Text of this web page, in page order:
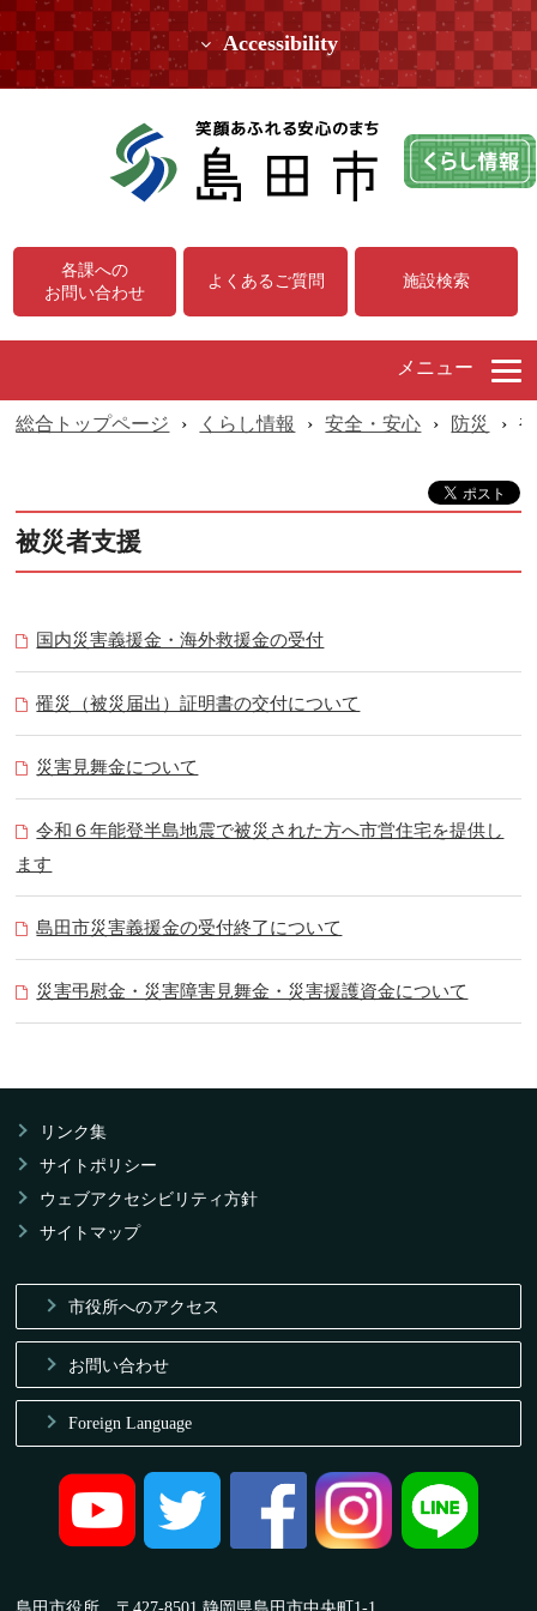
Accessibility
各課への
お問い合わせ
よくあるご質問 施設検索
メニュー
総合トップページ › くらし情報 › 安全・安心 › 防災 ›
被災者支援
国内災害義援金・海外救援金の受付
罹災（被災届出）証明書の交付について
災害見舞金について
令和６年能登半島地震で被災された方へ市営住宅を提供し
ます
島田市災害義援金の受付終了について
災害弔慰金・災害障害見舞金・災害援護資金について
リンク集
サイトポリシー
ウェブアクセシビリティ方針
サイトマップ
市役所へのアクセス
お問い合わせ
Foreign Language